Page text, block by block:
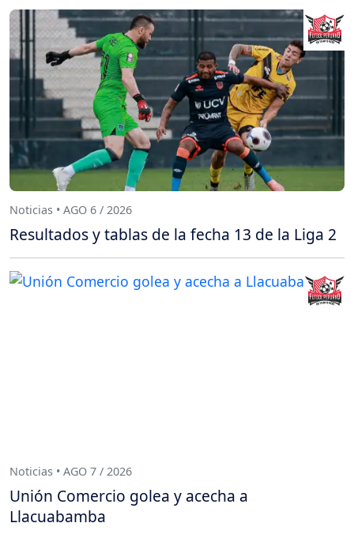
Noticias • AGO 6 / 2026
Resultados y tablas de la fecha 13 de la Liga 2
Noticias • AGO 7 / 2026
Unión Comercio golea y acecha a
Llacuabamba